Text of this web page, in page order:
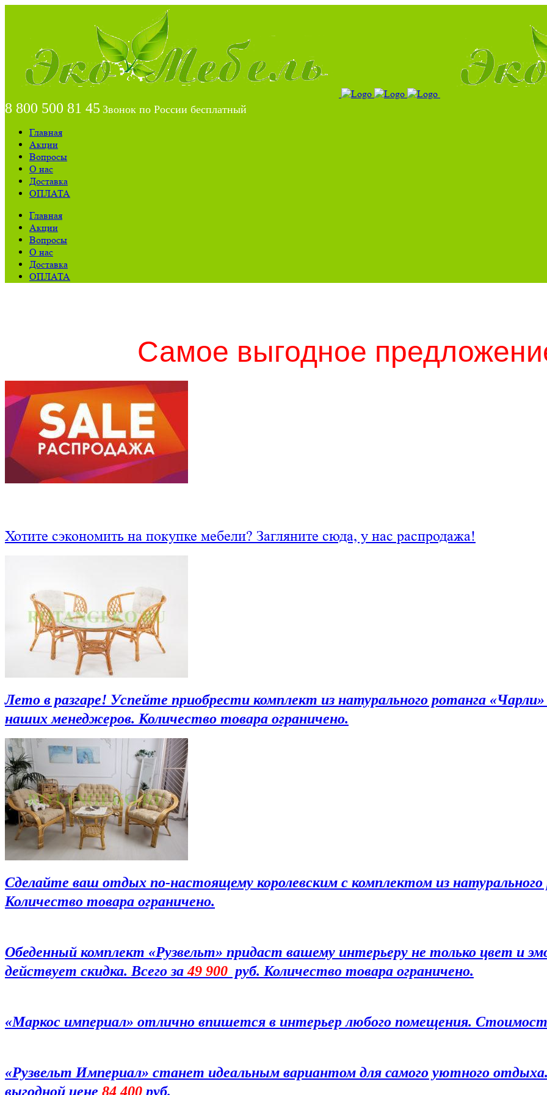
8 800 500 81 45 Звонок по России бесплатный
Главная
Акции
Вопросы
О нас
Доставка
ОПЛАТА
Главная
Акции
Вопросы
О нас
Доставка
ОПЛАТА
Самое выгодное
Хотите сэкономить на покупке мебели? Загляните сюда, у нас распродажа!
Лето в разгаре! Успейте приобрести комплект из натурального ротанга «Чарли»
наших менеджеров. Количество товара ограничено.
Сделайте ваш отдых по-настоящему королевским с комплектом из натурального
Количество товара ограничено.
Обеденный комплект «Рузвельт» придаст вашему интерьеру не только цвет и
действует скидка. Всего за49 900 руб. Количество товара ограничено.
«Маркос империал» отлично впишется в интерьер любого помещения.
«Рузвельт Империал» станет идеальным вариантом для самого уютного
выгодной цене 84 400 руб.